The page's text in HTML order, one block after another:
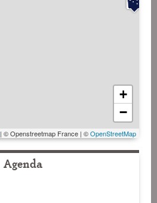
+
−
| © Openstreetmap France | ©OpenStreetMap
Agenda